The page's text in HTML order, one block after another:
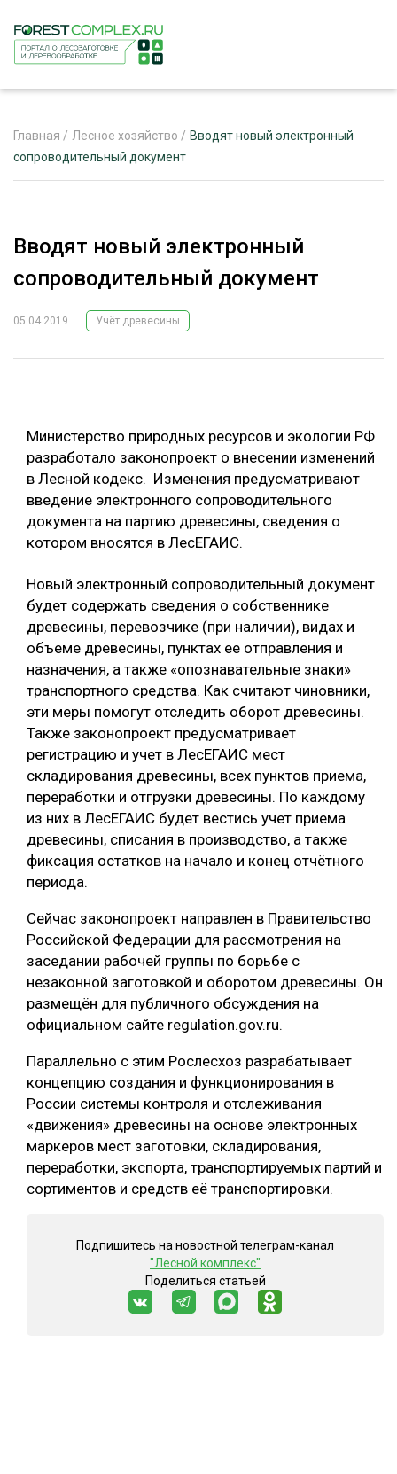
РЕКЛАМОДАТЕЛЯМ
ЛЕСНОЕ ХОЗЯЙСТВО
ЦИФРОВАЯ СРЕДА
БИОЭНЕРГЕТИКА
ЛЕСОВОССТАНОВЛЕНИЕ И ЗАЩИТА
ЛОГИСТИКА
ПРОИЗВОДСТВО ДРЕВЕСНЫХ ПЛИТ
ЦБП
ЛЕСОПИЛЕНИЕ
ДЕРЕВЯННОЕ ДОМОСТРОЕНИЕ
БЕЗОПАСНОЕ ПРОИЗВОДСТВО
СОРТИРОВКА ДРЕВЕСИНЫ
СУШКА ДРЕВЕСИНЫ
МЕБЕЛЬНОЕ ПРОИЗВОДСТВО
РУБРИКИ
Главная / Лесное хозяйство / Вводят новый электронный
сопроводительный документ
Вводят новый электронный
сопроводительный документ
05.04.2019 Учёт древесины
Министерство природных ресурсов и экологии РФ
разработало законопроект о внесении изменений
в Лесной кодекс. Изменения предусматривают
введение электронного сопроводительного
документа на партию древесины, сведения о
котором вносятся в ЛесЕГАИС.
Новый электронный сопроводительный документ
будет содержать сведения о собственнике
древесины, перевозчике (при наличии), видах и
объеме древесины, пунктах ее отправления и
назначения, а также «опознавательные знаки»
транспортного средства. Как считают чиновники,
эти меры помогут отследить оборот древесины.
Также законопроект предусматривает
регистрацию и учет в ЛесЕГАИС мест
складирования древесины, всех пунктов приема,
переработки и отгрузки древесины. По каждому
из них в ЛесЕГАИС будет вестись учет приема
древесины, списания в производство, а также
фиксация остатков на начало и конец отчётного
периода.
Сейчас законопроект направлен в Правительство
Российской Федерации для рассмотрения на
заседании рабочей группы по борьбе с
незаконной заготовкой и оборотом древесины. Он
размещён для публичного обсуждения на
официальном сайте regulation.gov.ru.
Параллельно с этим Рослесхоз разрабатывает
концепцию создания и функционирования в
России системы контроля и отслеживания
«движения» древесины на основе электронных
маркеров мест заготовки, складирования,
переработки, экспорта, транспортируемых партий и
сортиментов и средств её транспортировки.
Подпишитесь на новостной телеграм-канал
"Лесной комплекс"
Поделиться статьей